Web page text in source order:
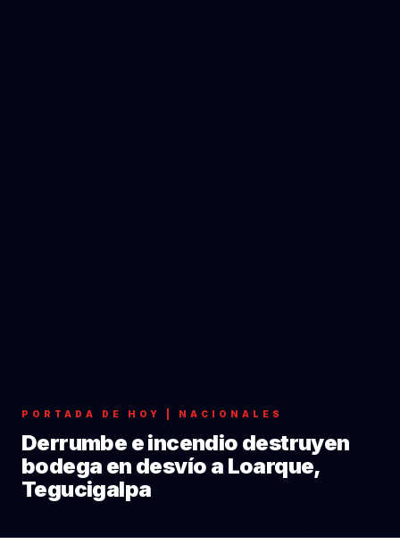
PORTADA DE HOY | NACIONALES
Derrumbe e incendio destruyen
bodega en desvío a Loarque,
Tegucigalpa